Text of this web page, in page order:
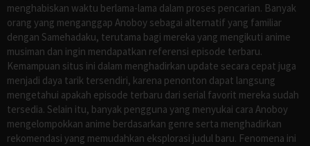
menghabiskan waktu berlama-lama dalam proses pencarian. Banyak
orang yang menganggap Anoboy sebagai alternatif yang familiar
dengan Samehadaku, terutama bagi mereka yang mengikuti anime
musiman dan ingin mendapatkan referensi episode terbaru.
Kemampuan situs ini dalam menghadirkan update secara cepat juga
menjadi daya tarik tersendiri, karena penonton dapat langsung
mengetahui apakah episode terbaru dari serial favorit mereka sudah
tersedia. Selain itu, banyak pengguna yang menyukai cara Anoboy
mengelompokkan anime berdasarkan genre serta menghadirkan
rekomendasi yang memudahkan eksplorasi judul baru. Fenomena ini